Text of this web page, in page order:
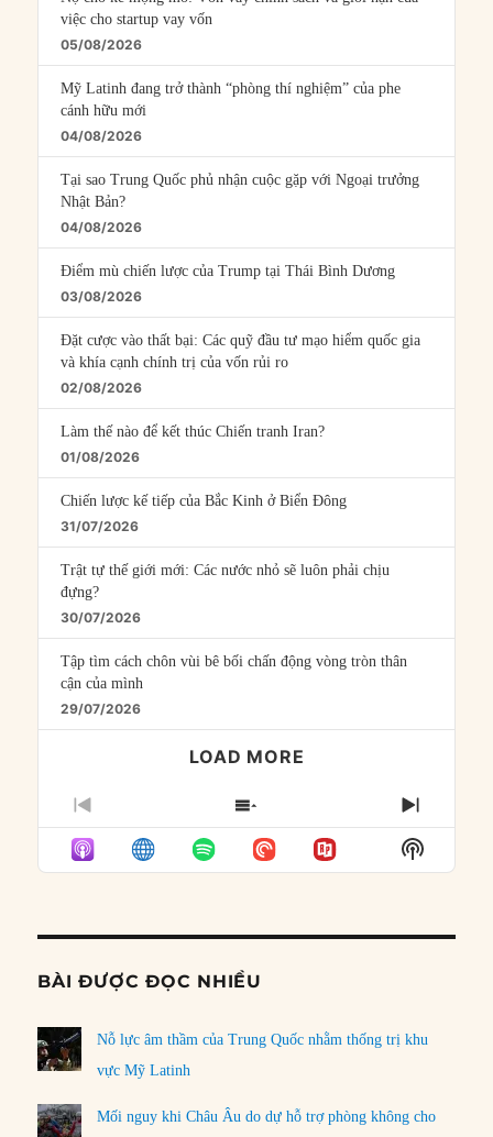
việc cho startup vay vốn
05/08/2026
Mỹ Latinh đang trở thành “phòng thí nghiệm” của phe
cánh hữu mới
04/08/2026
Tại sao Trung Quốc phủ nhận cuộc gặp với Ngoại trưởng
Nhật Bản?
04/08/2026
Điểm mù chiến lược của Trump tại Thái Bình Dương
03/08/2026
Đặt cược vào thất bại: Các quỹ đầu tư mạo hiểm quốc gia
và khía cạnh chính trị của vốn rủi ro
02/08/2026
Làm thế nào để kết thúc Chiến tranh Iran?
01/08/2026
Chiến lược kế tiếp của Bắc Kinh ở Biển Đông
31/07/2026
Trật tự thế giới mới: Các nước nhỏ sẽ luôn phải chịu
đựng?
30/07/2026
Tập tìm cách chôn vùi bê bối chấn động vòng tròn thân
cận của mình
29/07/2026
LOAD MORE
PREVIOUS
EPISODE
SHOW
EPISODES
LIST
NEXT
Show
Podcast
BÀI ĐƯỢC ĐỌC NHIỀU
Nỗ lực âm thầm của Trung Quốc nhằm thống trị khu
vực Mỹ Latinh
Mối nguy khi Châu Âu do dự hỗ trợ phòng không cho